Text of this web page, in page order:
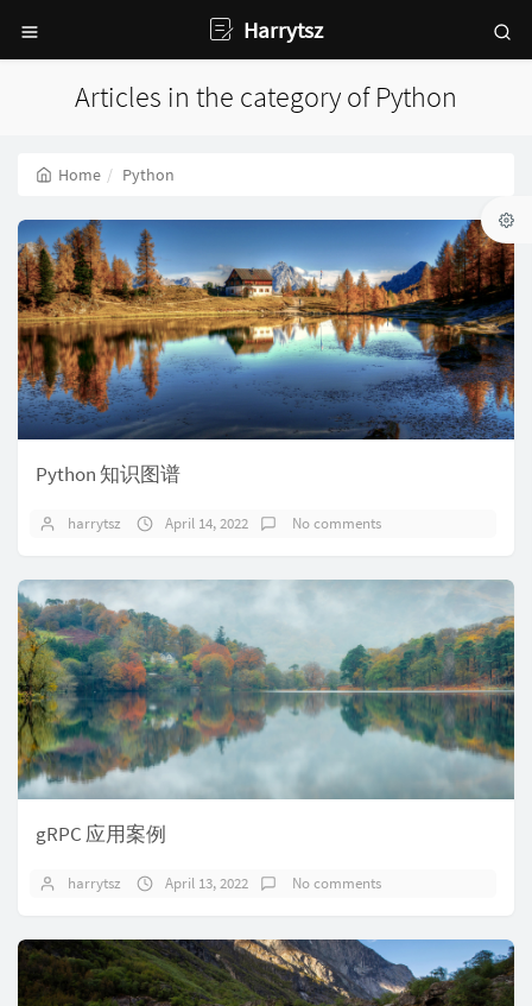
Harrytsz
Articles in the category of Python
Home Python
Python 知识图谱
harrytsz April 14, 2022 No comments
gRPC 应用案例
harrytsz April 13, 2022 No comments